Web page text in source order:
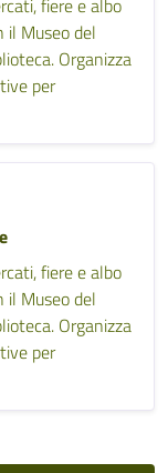
il Museo del
Organizza
per
fiere e albo
il Museo del
Organizza
per